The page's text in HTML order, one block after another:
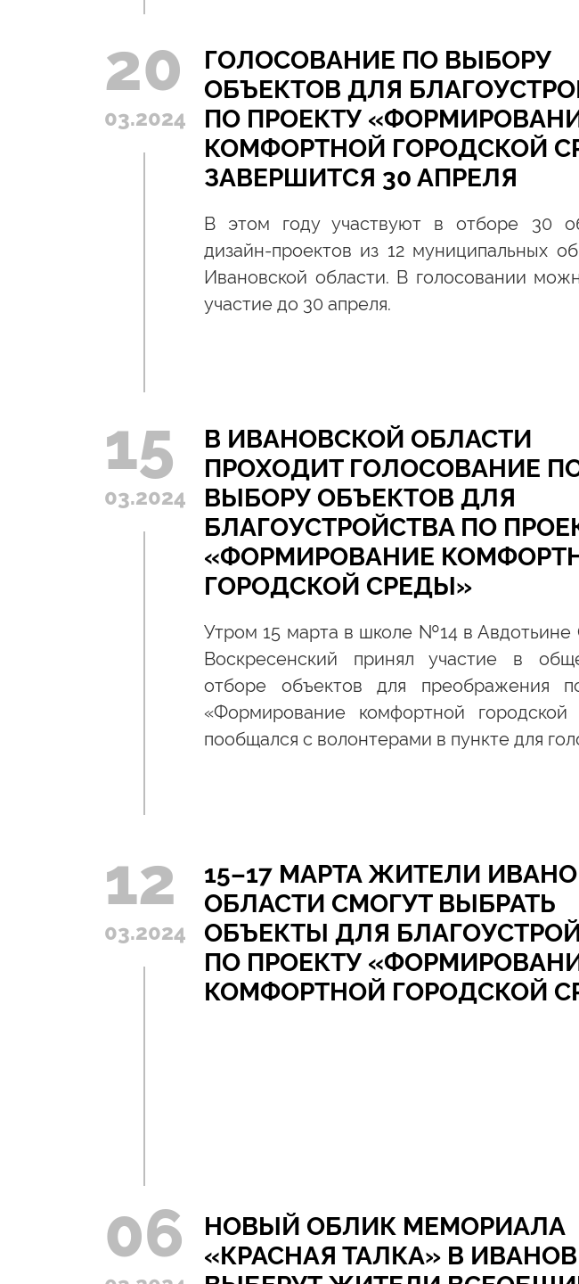
20
03.2024
ГОЛОСОВАНИЕ ПО ВЫБОРУ
ОБЪЕКТОВ ДЛЯ
ПО ПРОЕКТУ
КОМФОРТНОЙ ГОРОДСКОЙ
ЗАВЕРШИТСЯ 30 АПРЕЛЯ
В этом году участвуют в отборе 30
дизайн-проектов из 12 муниципальных
Ивановской области. В голосовании
участие до 30 апреля.
15
03.2024
В ИВАНОВСКОЙ ОБЛАСТИ
ПРОХОДИТ ГОЛОСОВАНИЕ
ВЫБОРУ ОБЪЕКТОВ ДЛЯ
БЛАГОУСТРОЙСТВА ПО
«ФОРМИРОВАНИЕ
ГОРОДСКОЙ СРЕДЫ»
Утром 15 марта в школе №14 в Авдотьине
Воскресенский принял участие в
отборе объектов для преображения
«Формирование комфортной
пообщался с волонтерами в пункте для
12
03.2024
15–17 МАРТА ЖИТЕЛИ
ОБЛАСТИ СМОГУТ ВЫБРАТЬ
ОБЪЕКТЫ ДЛЯ
ПО ПРОЕКТУ
КОМФОРТНОЙ ГОРОДСКОЙ
06
НОВЫЙ ОБЛИК МЕМОРИАЛА
«КРАСНАЯ ТАЛКА» В